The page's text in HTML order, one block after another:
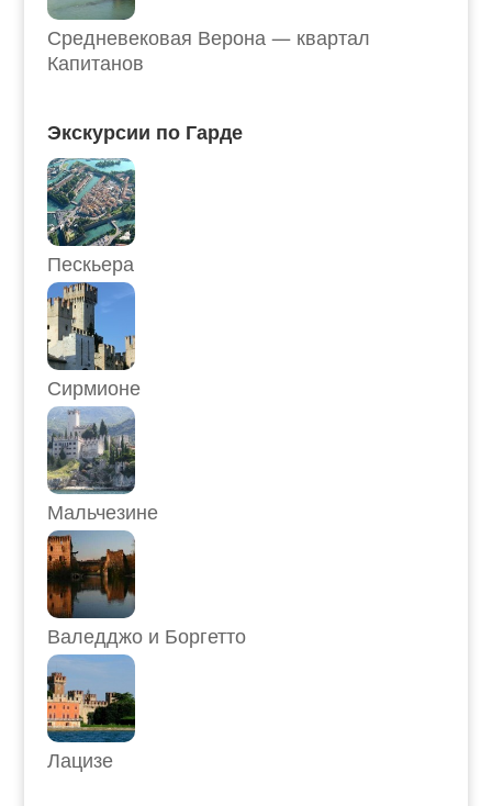
Средневековая Верона — квартал
Капитанов
Экскурсии по Гарде
Пескьера
Сирмионе
Мальчезине
Валедджо и Боргетто
Лацизе